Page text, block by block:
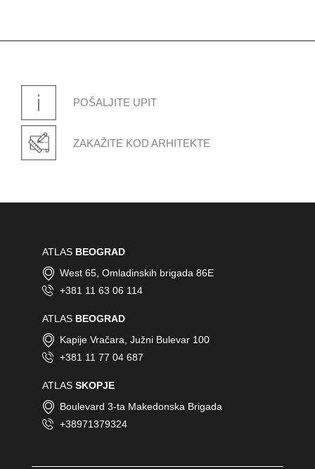
POŠALJITE UPIT
ZAKAŽITE KOD ARHITEKTE
ATLAS BEOGRAD
West 65, Omladinskih brigada 86E
+381 11 63 06 114
ATLAS BEOGRAD
Kapije Vračara, Južni Bulevar 100
+381 11 77 04 687
ATLAS SKOPJE
Boulevard 3-ta Makedonska Brigada
+38971379324